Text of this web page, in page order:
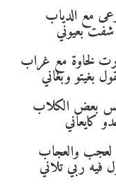
مع الدياب
بعيوني
لخاوة مع غراب
بغيتو وبغاني
بعض الكلاب
كايعاني
لعجب والعجاب
فيه ربي تلاني